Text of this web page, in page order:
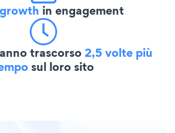
in engagement
trascorso2,5 volte più
sul loro sito